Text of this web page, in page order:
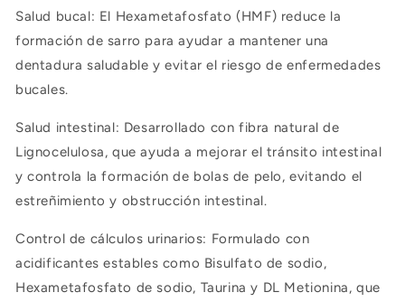
Salud bucal: El Hexametafosfato (HMF) reduce la
formación de sarro para ayudar a mantener una
dentadura saludable y evitar el riesgo de enfermedades
bucales.
Salud intestinal: Desarrollado con fibra natural de
Lignocelulosa, que ayuda a mejorar el tránsito intestinal
y controla la formación de bolas de pelo, evitando el
estreñimiento y obstrucción intestinal.
Control de cálculos urinarios: Formulado con
acidificantes estables como Bisulfato de sodio,
Hexametafosfato de sodio, Taurina y DL Metionina, que